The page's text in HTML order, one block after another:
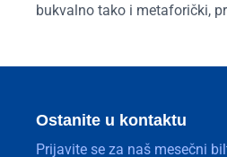
bukvalno tako i metaforički,
Ostanite u kontaktu
Prijavite se za naš mesečni